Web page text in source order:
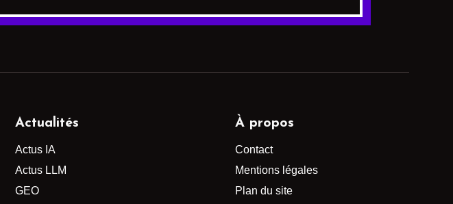
Actualités
Actus IA
Actus LLM
GEO
À propos
Contact
Mentions légales
Plan du site